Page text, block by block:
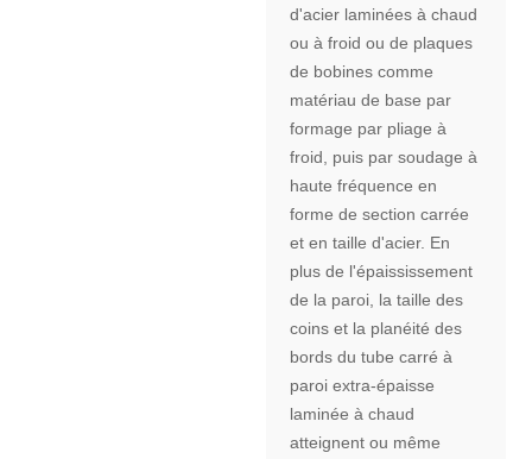
d'acier laminées à chaud
ou à froid ou de plaques
de bobines comme
matériau de base par
formage par pliage à
froid, puis par soudage à
haute fréquence en
forme de section carrée
et en taille d'acier. En
plus de l'épaississement
de la paroi, la taille des
coins et la planéité des
bords du tube carré à
paroi extra-épaisse
laminée à chaud
atteignent ou même